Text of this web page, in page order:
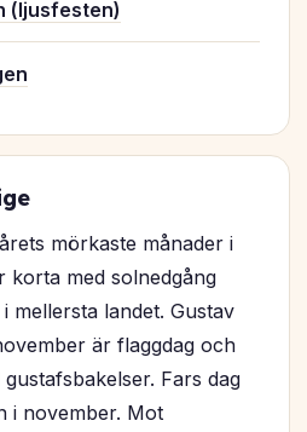
(ljusfesten)
mörkaste månader i
korta med solnedgång
mellersta landet. Gustav
är flaggdag och
Fars dag
i november. Mot